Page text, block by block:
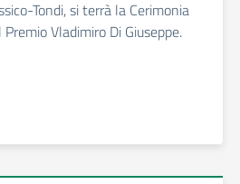
Tondi, si terrà la Cerimonia
Vladimiro Di Giuseppe.